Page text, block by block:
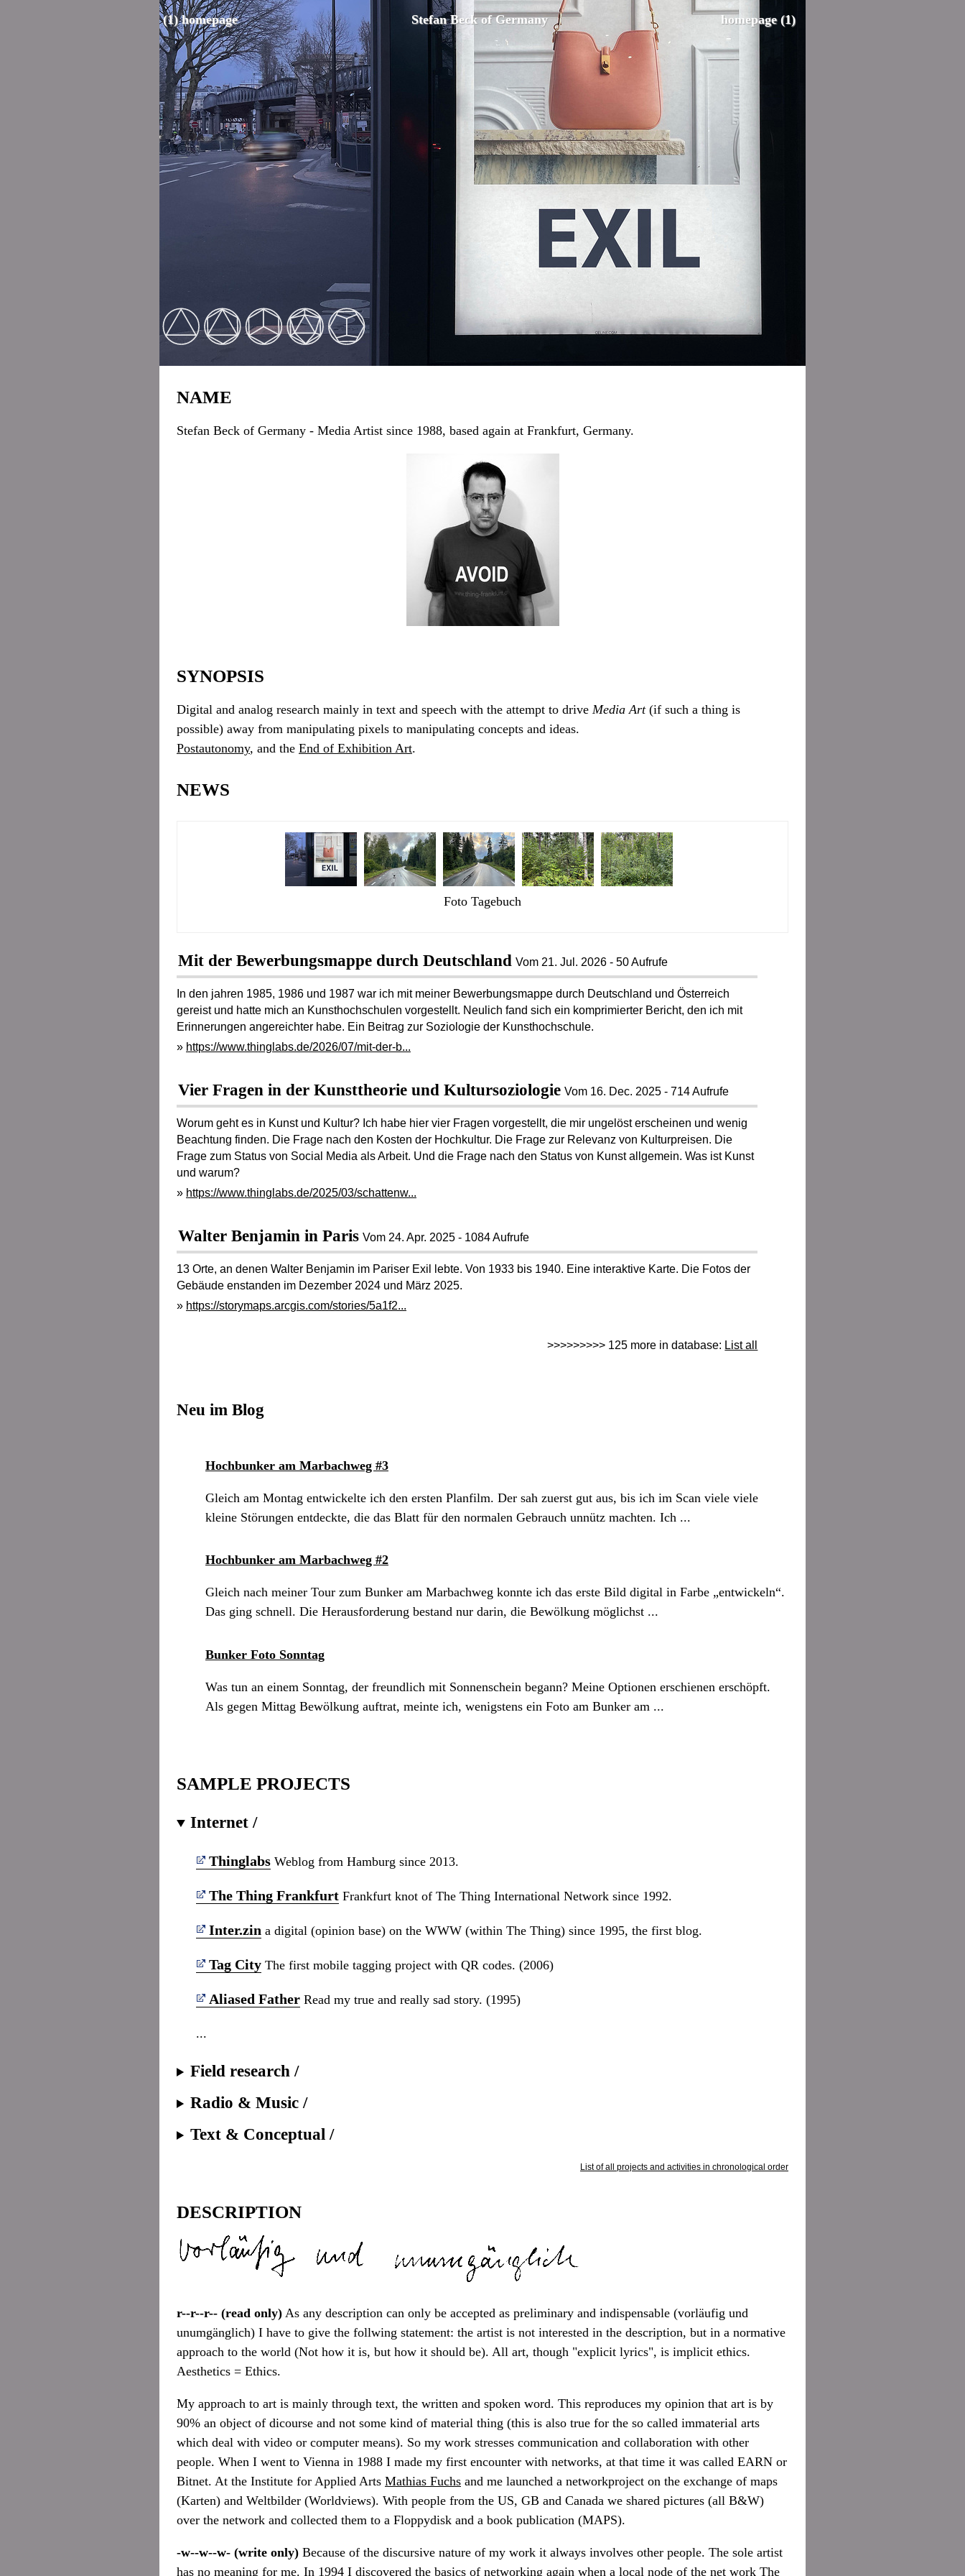
(1) homepage Stefan Beck of Germany homepage (1)
NAME
Stefan Beck of Germany - Media Artist since 1988, based again at Frankfurt, Germany.
SYNOPSIS
Digital and analog research mainly in text and speech with the attempt to drive Media Art(if such a thing is
possible) away from manipulating pixels to manipulating concepts and ideas.
Postautonomy, and the End of Exhibition Art.
NEWS
Foto Tagebuch
Mit der Bewerbungsmappe durch Deutschland Vom 21. Jul. 2026 - 50 Aufrufe
In den jahren 1985, 1986 und 1987 war ich mit meiner Bewerbungsmappe durch Deutschland und Österreich
gereist und hatte mich an Kunsthochschulen vorgestellt. Neulich fand sich ein komprimierter Bericht, den ich mit
Erinnerungen angereichter habe. Ein Beitrag zur Soziologie der Kunsthochschule.
» https://www.thinglabs.de/2026/07/mit-der-b...
Vier Fragen in der Kunsttheorie und Kultursoziologie Vom 16. Dec. 2025 - 714 Aufrufe
Worum geht es in Kunst und Kultur? Ich habe hier vier Fragen vorgestellt, die mir ungelöst erscheinen und wenig
Beachtung finden. Die Frage nach den Kosten der Hochkultur. Die Frage zur Relevanz von Kulturpreisen. Die
Frage zum Status von Social Media als Arbeit. Und die Frage nach den Status von Kunst allgemein. Was ist Kunst
und warum?
» https://www.thinglabs.de/2025/03/schattenw...
Walter Benjamin in Paris Vom 24. Apr. 2025 - 1084 Aufrufe
13 Orte, an denen Walter Benjamin im Pariser Exil lebte. Von 1933 bis 1940. Eine interaktive Karte. Die Fotos der
Gebäude enstanden im Dezember 2024 und März 2025.
» https://storymaps.arcgis.com/stories/5a1f2...
>>>>>>>>> 125 more in database: List all
Neu im Blog
Hochbunker am Marbachweg #3
Gleich am Montag entwickelte ich den ersten Planfilm. Der sah zuerst gut aus, bis ich im Scan viele viele
kleine Störungen entdeckte, die das Blatt für den normalen Gebrauch unnütz machten. Ich ...
Hochbunker am Marbachweg #2
Gleich nach meiner Tour zum Bunker am Marbachweg konnte ich das erste Bild digital in Farbe „entwickeln“.
Das ging schnell. Die Herausforderung bestand nur darin, die Bewölkung möglichst ...
Bunker Foto Sonntag
Was tun an einem Sonntag, der freundlich mit Sonnenschein begann? Meine Optionen erschienen erschöpft.
Als gegen Mittag Bewölkung auftrat, meinte ich, wenigstens ein Foto am Bunker am ...
SAMPLE PROJECTS
Internet /
Thinglabs Weblog from Hamburg since 2013.
The Thing Frankfurt Frankfurt knot of The Thing International Network since 1992.
Inter.zin a digital (opinion base) on the WWW (within The Thing) since 1995, the first blog.
Tag City The first mobile tagging project with QR codes. (2006)
Aliased Father Read my true and really sad story. (1995)
...
Field research /
Radio & Music /
Text & Conceptual /
List of all projects and activities in chronological order
DESCRIPTION
r--r--r-- (read only) As any description can only be accepted as preliminary and indispensable (vorläufig und
unumgänglich) I have to give the follwing statement: the artist is not interested in the description, but in a normative
approach to the world (Not how it is, but how it should be). All art, though "explicit lyrics", is implicit ethics.
Aesthetics = Ethics.
My approach to art is mainly through text, the written and spoken word. This reproduces my opinion that art is by
90% an object of dicourse and not some kind of material thing (this is also true for the so called immaterial arts
which deal with video or computer means). So my work stresses communication and collaboration with other
people. When I went to Vienna in 1988 I made my first encounter with networks, at that time it was called EARN or
Bitnet. At the Institute for Applied Arts Mathias Fuchs and me launched a networkproject on the exchange of maps
(Karten) and Weltbilder (Worldviews). With people from the US, GB and Canada we shared pictures (all B&W)
over the network and collected them to a Floppydisk and a book publication (MAPS).
-w--w--w- (write only) Because of the discursive nature of my work it always involves other people. The sole artist
has no meaning for me. In 1994 I discovered the basics of networking again when a local node of the net work The